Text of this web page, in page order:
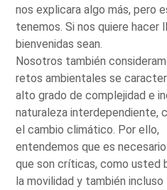
nos explicara algo más, pero
tenemos. Si nos quiere hacer
bienvenidas sean.
Nosotros también
retos ambientales se
alto grado de complejidad e
naturaleza interdependiente,
el cambio climático. Por ello,
entendemos que es
que son críticas, como usted
la movilidad y también